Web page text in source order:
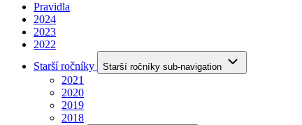
Pravidla
2024
2023
2022
Starší ročníky
Starší ročníky sub-navigation
2021
2020
2019
2018